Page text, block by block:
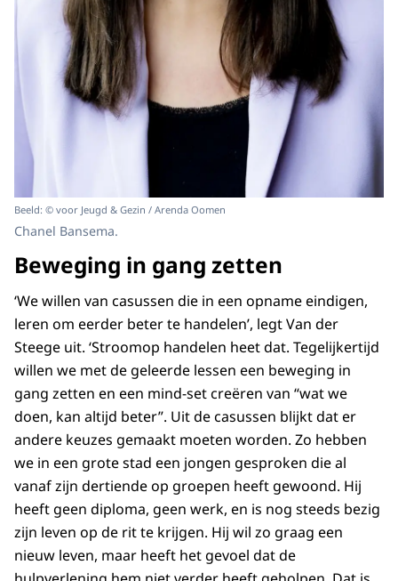
Beeld: © voor Jeugd & Gezin / Arenda Oomen
Chanel Bansema.
Beweging in gang zetten
‘We willen van casussen die in een opname eindigen,
leren om eerder beter te handelen’, legt Van der
Steege uit. ‘Stroomop handelen heet dat. Tegelijkertijd
willen we met de geleerde lessen een beweging in
gang zetten en een mind-set creëren van “wat we
doen, kan altijd beter”. Uit de casussen blijkt dat er
andere keuzes gemaakt moeten worden. Zo hebben
we in een grote stad een jongen gesproken die al
vanaf zijn dertiende op groepen heeft gewoond. Hij
heeft geen diploma, geen werk, en is nog steeds bezig
zijn leven op de rit te krijgen. Hij wil zo graag een
nieuw leven, maar heeft het gevoel dat de